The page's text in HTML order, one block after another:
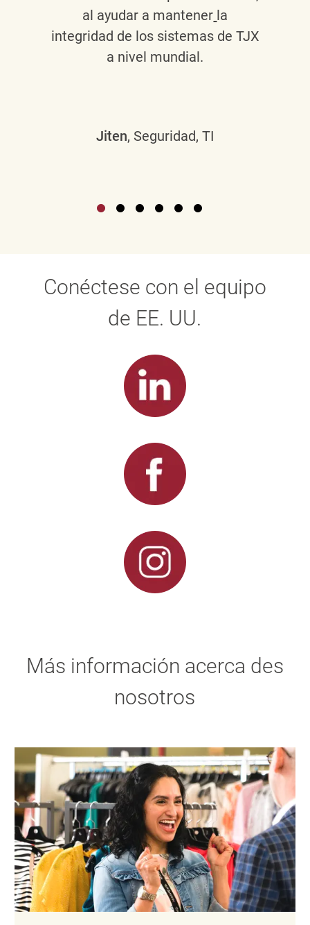
al ayudar a mantener la
integridad de los sistemas de TJX
a nivel mundial.
Jiten, Seguridad, TI
Conéctese con el equipo
de EE. UU.
Más información acerca des
nosotros